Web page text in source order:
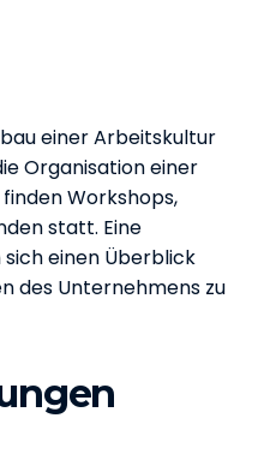
einer Arbeitskultur
Organisation einer
finden Workshops,
statt. Eine
einen Überblick
des Unternehmens zu